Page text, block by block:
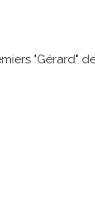
"Gérard"